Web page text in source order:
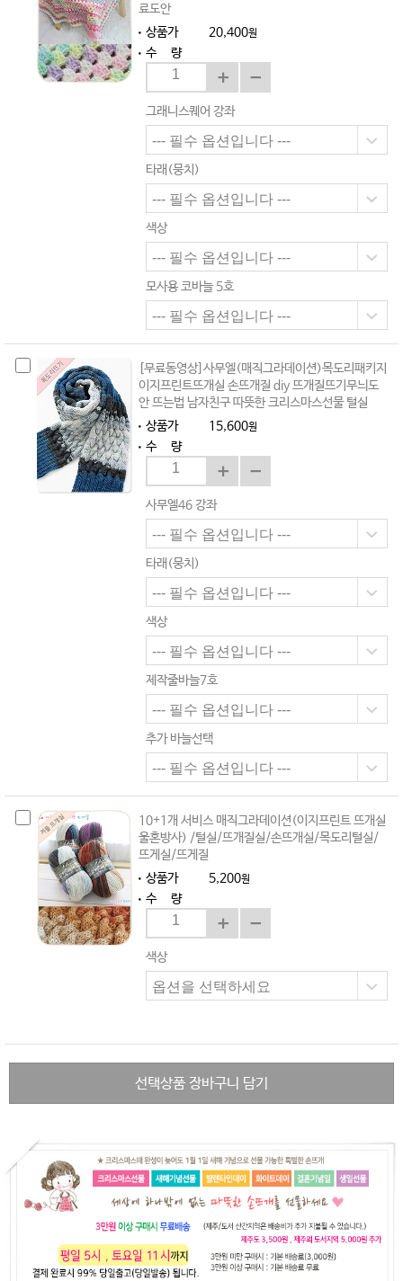
료도안
상품가
20,400원
수 량
그래니스퀘어 강좌
타래(뭉치)
색상
모사용 코바늘 5호
[무료동영상]사무엘(매직그라데이션)목도리패키지
이지프린트뜨개실 손뜨개질 diy 뜨개질뜨기무늬도
안 뜨는법 남자친구 따뜻한 크리스마스선물 털실
상품가
15,600원
수 량
사무엘46 강좌
타래(뭉치)
색상
제작줄바늘7호
추가 바늘선택
10+1개 서비스 매직그라데이션(이지프린트 뜨개실
울혼방사) /털실/뜨개질실/손뜨개실/목도리털실/
뜨게실/뜨게질
상품가
5,200원
수 량
색상
선택상품 장바구니 담기